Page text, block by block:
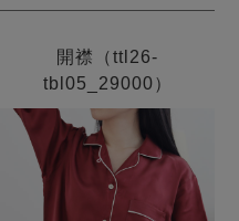
開襟（ttl26-
tbl05_29000）